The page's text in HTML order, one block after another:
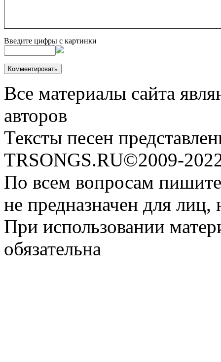
Введите цифры с картинки
Все материалы сайта
авторов
Тексты песен
TRSONGS.RU©2009-
По всем вопросам
не предназначен для
При использовании
обязательна